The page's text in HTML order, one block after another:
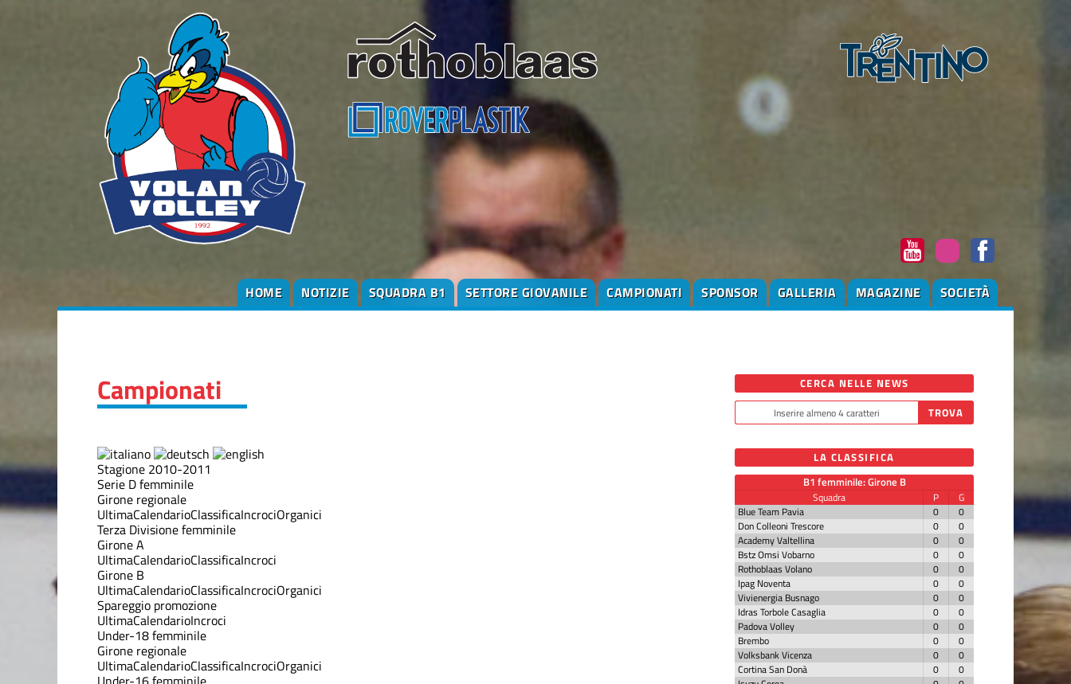
HOME NOTIZIE SQUADRA B1 SETTORE GIOVANILE CAMPIONATI SPONSOR GALLERIA MAGAZINE SOCIETÀ
Campionati
Stagione 2010-2011
Serie D femminile
Girone regionale
UltimaCalendarioClassificaIncrociOrganici
Terza Divisione femminile
Girone A
UltimaCalendarioClassificaIncroci
Girone B
UltimaCalendarioClassificaIncrociOrganici
Spareggio promozione
UltimaCalendarioIncroci
Under-18 femminile
Girone regionale
UltimaCalendarioClassificaIncrociOrganici
CERCA NELLE NEWS
LA CLASSIFICA
B1 femminile: Girone B
Squadra P
G
Blue Team Pavia
0
0
Don Colleoni Trescore
0
0
Academy Valtellina
0
0
Bstz Omsi Vobarno
0
0
Rothoblaas Volano
0
0
Ipag Noventa
0
0
Vivienergia Busnago
0
0
Idras Torbole Casaglia
0
0
Padova Volley
0
0
Brembo
0
0
Volksbank Vicenza
0
0
Cortina San Donà
0
0